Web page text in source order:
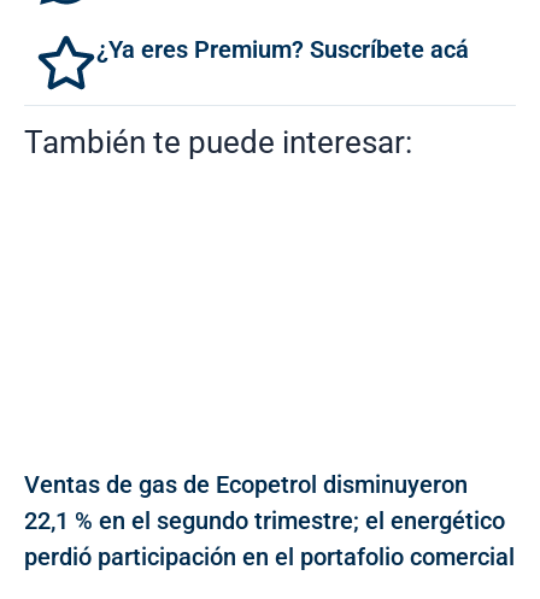
¿Ya eres Premium? Suscríbete acá
También te puede interesar:
Ventas de gas de Ecopetrol disminuyeron
22,1 % en el segundo trimestre; el energético
perdió participación en el portafolio comercial